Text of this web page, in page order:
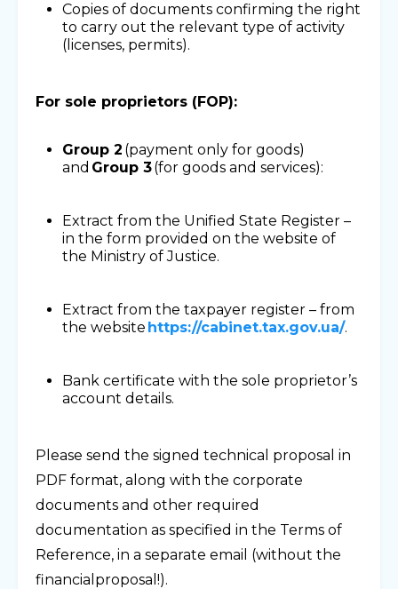
Copies of documents confirming the right
to carry out the relevant type of activity
(licenses, permits).
For sole proprietors (FOP):
Group 2 (payment only for goods)
and Group 3(for goods and services):
Extract from the Unified State Register –
in the form provided on the website of
the Ministry of Justice.
Extract from the taxpayer register – from
the website https://cabinet.tax.gov.ua/.
Bank certificate with the sole proprietor’s
account details.
Please send the signed technical proposal in
PDF format, along with the corporate
documents and other required
documentation as specified in the Terms of
Reference, in a separate email (without the
financialproposal!).